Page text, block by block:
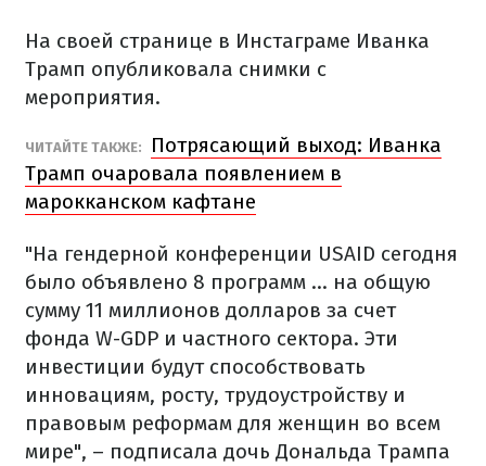
На своей странице в Инстаграме Иванка
Трамп опубликовала снимки с
мероприятия.
ЧИТАЙТЕ ТАКЖЕ:
Потрясающий выход: Иванка
Трамп очаровала появлением в
марокканском кафтане
"На гендерной конференции USAID сегодня
было объявлено 8 программ ... на общую
сумму 11 миллионов долларов за счет
фонда W-GDP и частного сектора. Эти
инвестиции будут способствовать
инновациям, росту, трудоустройству и
правовым реформам для женщин во всем
мире", – подписала дочь Дональда Трампа